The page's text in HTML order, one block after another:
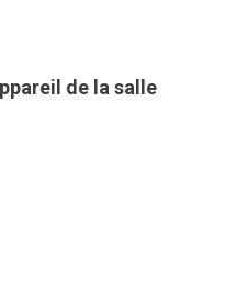
de la salle